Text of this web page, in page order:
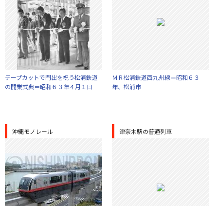
テープカットで門出を祝う松浦鉄道
の開業式典＝昭和６３年４月１日
ＭＲ松浦鉄道西九州線＝昭和６３
年、松浦市
沖縄モノレール 津奈木駅の普通列車